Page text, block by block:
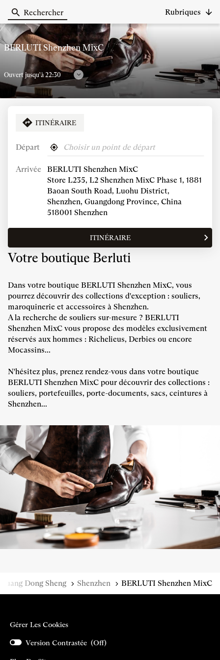
Rechercher
Rubriques
Berluti
BERLUTI Shenzhen MixC
Ouvert jusqu'à 22:30
Consulter
NUMÉRO
DE
DU
POINT
DE
VENTE
BERLUTI
Horaires d'ouverture
d'aujourd'hui
22:30
VOIR PLUS
ET
HORAIRES
DU
POINT
VENTE
BERLUTI
SHENZHEN
MIXC
ITINÉRAIRE
Départ
,
un
point
de
vente
Berluti
À
Arrivée
BERLUTI Shenzhen MixC
Store L235, L2 Shenzhen MixC Phase 1, 1881
Baoan South Road, Luohu District,
Shenzhen, Guangdong Province, China
518001 Shenzhen
ITINÉRAIRE
JUSQU'AU
POINT
DE
SHENZHEN
MIXC
Votre boutique Berluti
Dans votre boutique BERLUTI Shenzhen MixC, vous
pourrez découvrir des collections d'exception : souliers,
maroquinerie et accessoires à Shenzhen.
A la recherche de souliers sur-mesure ? BERLUTI
Shenzhen MixC vous propose des modèles exclusivement
réservés aux hommes : Richelieus, Derbies ou encore
Mocassins...
N'hésitez plus, prenez rendez-vous dans votre boutique
BERLUTI Shenzhen MixC pour découvrir des collections :
souliers, portefeuilles, porte-documents, sacs, ceintures à
Shenzhen...
Guang Dong Sheng Shenzhen BERLUTI Shenzhen MixC
Gérer Les Cookies
Version Contrastée (Off)